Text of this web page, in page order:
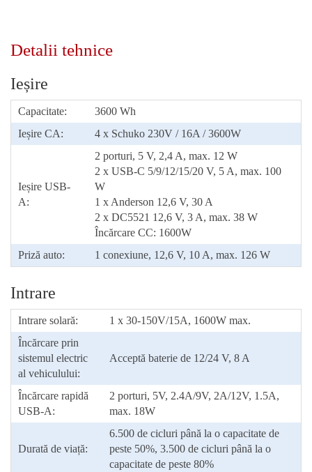
Detalii tehnice
Ieșire
Capacitate:
3600 Wh
Ieșire CA:
4 x Schuko 230V / 16A / 3600W
Ieșire USB-
A:
2 porturi, 5 V, 2,4 A, max. 12 W
2 x USB-C 5/9/12/15/20 V, 5 A, max. 100
W
1 x Anderson 12,6 V, 30 A
2 x DC5521 12,6 V, 3 A, max. 38 W
Încărcare CC: 1600W
Priză auto:
1 conexiune, 12,6 V, 10 A, max. 126 W
Intrare
Intrare solară:
1 x 30-150V/15A, 1600W max.
Încărcare prin
sistemul electric
al vehiculului:
Acceptă baterie de 12/24 V, 8 A
Încărcare rapidă
USB-A:
2 porturi, 5V, 2.4A/9V, 2A/12V, 1.5A,
max. 18W
Durată de viață:
6.500 de cicluri până la o capacitate de
peste 50%, 3.500 de cicluri până la o
capacitate de peste 80%